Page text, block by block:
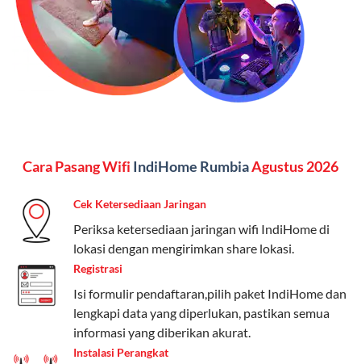
menginginkan internet, komunikasi, dan hiburan
(streaming & TV) dalam satu paket.
Paket Dynamic IP
keluarga, nelpon & SMS semua operator, dan akses
Kelebihan:
Cocok untuk pengguna yang membutuhkan
koneksi internet cepat dan stabil dengan fleksibilitas
kuota. Pilihan harga bervariasi sesuai kebutuhan.
Telkomsel One menyediakan pilihan paket yang
beragam, mulai dari paket hemat hingga premium.
Pengguna bisa memilih sesuai kebutuhan, baik untuk
internet, komunikasi, atau hiburan.
Cara Pasang Wifi IndiHome RumbiaAgustus 2026
Cek Ketersediaan Jaringan
Periksa ketersediaan jaringan wifi IndiHome di
lokasi dengan mengirimkan share lokasi.
Registrasi
Isi formulir pendaftaran,pilih paket IndiHome dan
lengkapi data yang diperlukan, pastikan semua
informasi yang diberikan akurat.
Instalasi Perangkat